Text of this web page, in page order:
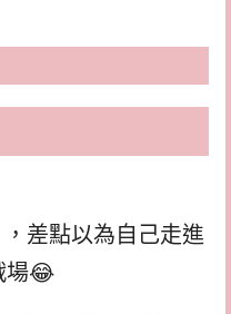
差點以為自己走進
場😂